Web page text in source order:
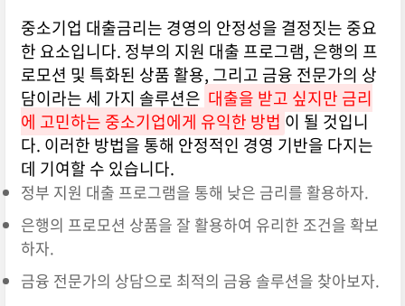
중소기업 대출금리는 경영의 안정성을 결정짓는 중요
한 요소입니다. 정부의 지원 대출 프로그램, 은행의 프
로모션 및 특화된 상품 활용, 그리고 금융 전문가의 상
담이라는 세 가지 솔루션은 대출을 받고 싶지만 금리
에 고민하는 중소기업에게 유익한 방법 이 될 것입니
다. 이러한 방법을 통해 안정적인 경영 기반을 다지는
데 기여할 수 있습니다.
정부 지원 대출 프로그램을 통해 낮은 금리를 활용하자.
은행의 프로모션 상품을 잘 활용하여 유리한 조건을 확보
하자.
금융 전문가의 상담으로 최적의 금융 솔루션을 찾아보자.